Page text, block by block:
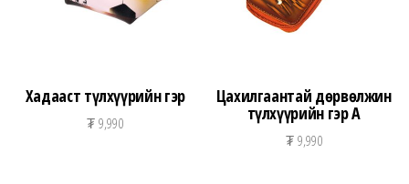
Хадааст түлхүүрийн гэр
₮9,990
Цахилгаантай дөрвөлжин
түлхүүрийн гэр А
₮9,990